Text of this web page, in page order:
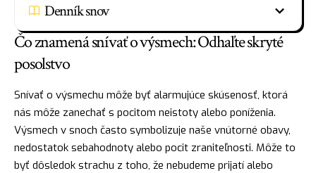
Denník snov
Čo znamená snívať o výsmech: Odhaľte skryté
posolstvo
Snívať o výsmechu môže byť alarmujúce skúsenosť, ktorá
nás môže zanechať s pocitom neistoty alebo poníženia.
Výsmech v snoch často symbolizuje naše vnútorné obavy,
nedostatok sebahodnoty alebo pocit zraniteľnosti. Môže to
byť dôsledok strachu z toho, že nebudeme prijatí alebo